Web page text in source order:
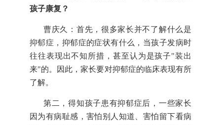
孩子康复？
曹庆久：首先，很多家长并不了解什么是
抑郁症，抑郁症的症状有什么，当孩子发病时
往往表现出不知所措，甚至认为是孩子"装出
来"的。因此，家长要对抑郁症的临床表现有所
了解。
第二，得知孩子患有抑郁症后，一些家长
因为有病耻感，害怕别人知道、害怕留下看病